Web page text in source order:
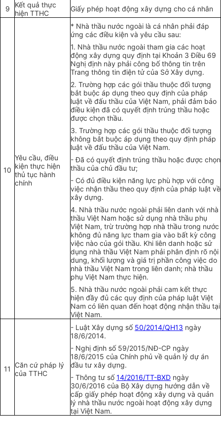
9
Kết quả thực
hiện TTHC
Giấy phép hoạt động xây dựng cho cá nhân
10
Yêu cầu, điều
kiện thực hiện
thủ tục hành
chính
* Nhà thầu nước ngoài là cá nhân phải đáp
ứng các điều kiện và yêu cầu sau:
1. Nhà thầu nước ngoài tham gia các hoạt
động xây dựng quy định tại Khoản 3 Điều 69
Nghị định này phải công bốthông tin trên
Trang thông tin điện tử của Sở Xây dựng.
2. Trường hợp các gói thầu thuộc đối tượng
bắt buộc áp dụng theo quy định của pháp
luật về đấu thầu của Việt Nam, phải đảm bảo
điều kiện đã có quyết định trúng thầu hoặc
được chọn thầu.
3. Trường hợp các gói thầu thuộc đối tượng
không bắt buộc áp dụng theo quy định pháp
luật về đấu thầu của Việt Nam.
- Đã có quyết định trúng thầu hoặc được chọn
thầu của chủ đầu tư;
- Có đủ điều kiện năng lực phù hợp với công
việc nhận thầu theo quy định của pháp luật về
xây dựng.
4. Nhà thầu nước ngoài phải liên danh với nhà
thầu Việt Nam hoặc sử dụng nhà thầu phụ
Việt Nam, trừ trường hợp nhà thầu trong nước
không đủ năng lực tham gia vào bất kỳ công
việc nào của gói thầu. Khi liên danh hoặc sử
dụng nhà thầu Việt Nam phải phân định rõ nội
dung, khối lượng và giá trị phần công việc do
nhà thầu Việt Nam trong liên danh; nhà thầu
phụ Việt Nam thực hiện.
5. Nhà thầu nước ngoài phải cam kết thực
hiện đầy đủ các quy định của pháp luật Việt
Nam có liên quan đến hoạt động nhận thầu tại
Việt Nam.
11
Căn cứ pháp lý
của TTHC
- Luật Xây dựng số 50/2014/QH13 ngày
18/6/2014.
- Nghị định số59/2015/NĐ-CP ngày
18/6/2015 của Chính phủ về quản lý dự án
đầu tư xây dựng.
- Thông tư số14/2016/TT-BXD ngày
30/6/2016 của Bộ Xây dựng hướng dẫn về
cấp giấy phép hoạt động xây dựng và quản
lý nhà thầu nước ngoài hoạt động xây dựng
tại Việt Nam.